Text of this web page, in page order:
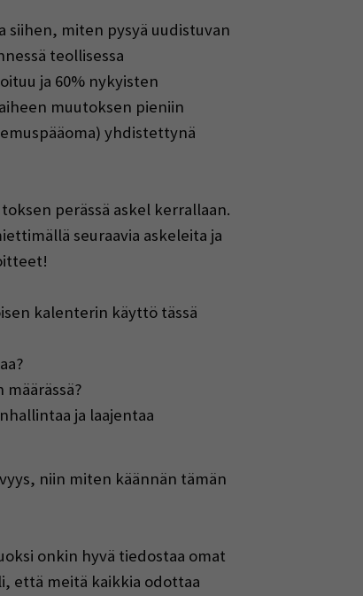
siihen, miten pysyä uudistuvan
teollisessa
ja 60% nykyisten
muutoksen pieniin
yhdistettynä
perässä askel kerrallaan.
seuraavia askeleita ja
kalenterin käyttö tässä
ja laajentaa
niin miten käännän tämän
onkin hyvä tiedostaa omat
että meitä kaikkia odottaa